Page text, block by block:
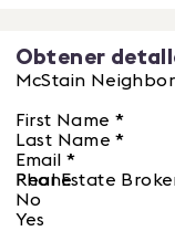
Obtener
McStain
First Name *
Last Name *
Email *
Phone
Real Estate
No
Yes